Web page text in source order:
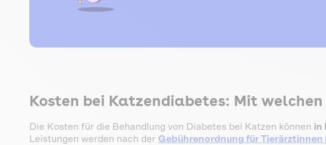
Kosten bei Katzendiabetes: Mit welchen
Die Kosten für die Behandlung von Diabetes bei Katzen können in
Leistungen werden nach der Gebührenordnung für Tierärztinnen